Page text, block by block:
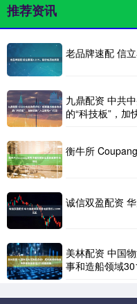
推荐资讯
老品牌速配 信
九鼎配资 中共
的“科技板”，加
衡牛所
诚信双盈配资
美林配资 中国
事和造船领域